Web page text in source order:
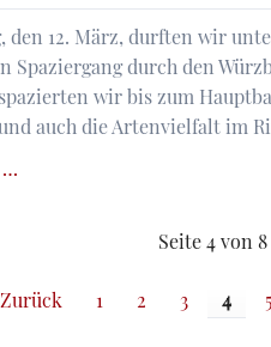
von
Gleichen-
Rußwurm
den 12. März, durften wir
Spaziergang durch den
wir bis zum
auch die Artenvielfalt im
…
Ringpark.
Seite 4 von 8
Zurück 1 2 3 4 5